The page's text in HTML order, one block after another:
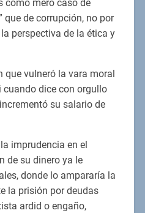
como mero caso de
que de corrupción, no por
perspectiva de la ética y
que vulneró la vara moral
dice con orgullo
su salario de
imprudencia en el
de su dinero ya le
donde lo ampararía la
la prisión por deudas
ardid o engaño,